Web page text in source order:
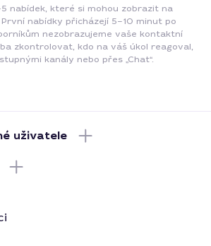
nabídek, které si mohou zobrazit na
První nabídky přicházejí 5–10 minut po
nezobrazujeme vaše kontaktní
zkontrolovat, kdo na váš úkol reagoval,
kanály nebo přes „Chat“.
uživatele